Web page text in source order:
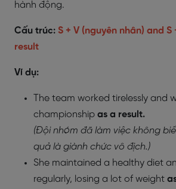
hành động.
Cấu trúc: S + V (nguyên nhân) and S
result
Ví dụ:
The team worked tirelessly and
championship as a result.
(Đội nhóm đã làm việc không
quả là giành chức vô địch.)
She maintained a healthy diet
regularly, losing a lot of weight